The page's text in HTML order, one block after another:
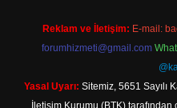
Reklam ve İletişim: E-mail:
forumhizmeti@gmail.com
Yasal Uyarı: Sitemiz, 5651 Sayılı
İletişim Kurumu (BTK)